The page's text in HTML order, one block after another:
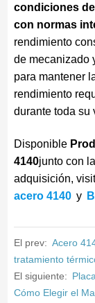
condiciones
con normas
rendimiento
de mecanizado
para mantener
rendimiento
durante toda su
Disponible
4140junto con
adquisición,
acero 4140 y
El prev: Acero
tratamiento
El siguiente:
Cómo Elegir el